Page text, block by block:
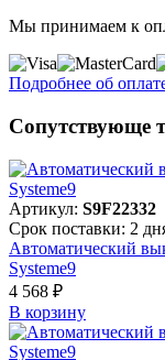
Мы принимаем к
Подробнее об
Сопутствующе
Артикул: S9F22332
Срок поставки: 2
Автоматический
Systeme9
4 568 ₽
В корзинy